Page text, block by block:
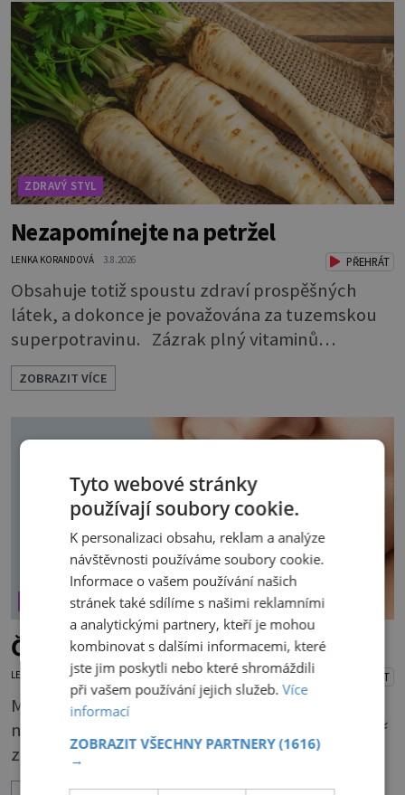
složky– sodík a chlór – jsou zásadní pro správné
hospodaření organismu s tekutinami. Pomáhají
totiž udrž
ZDRAVÝ STYL
Nezapomínejte na petržel
LENKA KORANDOVÁ 3.8.2026 PŘEHRÁT
Obsahuje totiž spoustu zdraví prospěšných
látek, a dokonce je považována za tuzemskou
superpotravinu. Zázrak plný vitaminů
V petrželi najdete vitaminy B1, B2, B3, B6,
provitamin A, vitamin E a velké množství
vitamínu C (nejvíce ho má nať, dokonce třikrát
více než pomeranč, v kořeni je také, ale je ho
není všechno. Obsahuje také důležité
ZOBRAZIT VÍCE
ZDRAVÝ STYL
Časté mýty v péči o zuby
LENKA KORANDOVÁ 30.7.2026 PŘEHRÁT
Mít krásné zuby chce každý. A tak většina lidí o
ně pečuje. I stomatologie pokročila a umí téměř
zázraky. Přesto se některé mýty, které se
tradují, nedaří vyvrátit. Které? Večer místo
Tyto webové stránky
používají soubory cookie.
K personalizaci obsahu, reklam a analýze
návštěvnosti používáme soubory cookie.
Informace o vašem používání našich
stránek také sdílíme s našimi reklamními
a analytickými partnery, kteří je mohou
kombinovat s dalšími informacemi, které
jste jim poskytli nebo které shromáždili
při vašem používání jejich služeb.Více
informací
ZOBRAZIT VŠECHNY PARTNERY(1616)
→